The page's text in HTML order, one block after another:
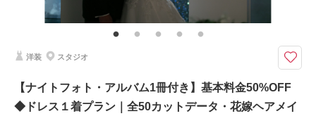
和装小物一式(懐剣・筥迫・末広・抱帯・帯締め・帯揚げ・草履・髪飾り)、
チャペル装花、専任アテンド
【2026年9月までの撮影限定】基本料金50%OFF・平日試着で衣装ランクア
ップ30%OFF
白無垢・色打掛どちらかお好きなものを選んでご撮影ができます。
土日祝日にご撮影の場合は、＋33,000円
洋装 スタジオ
【ナイトフォト・アルバム1冊付き】基本料金50%OFF
◆ドレス１着プラン｜全50カットデータ・花嫁ヘアメイ